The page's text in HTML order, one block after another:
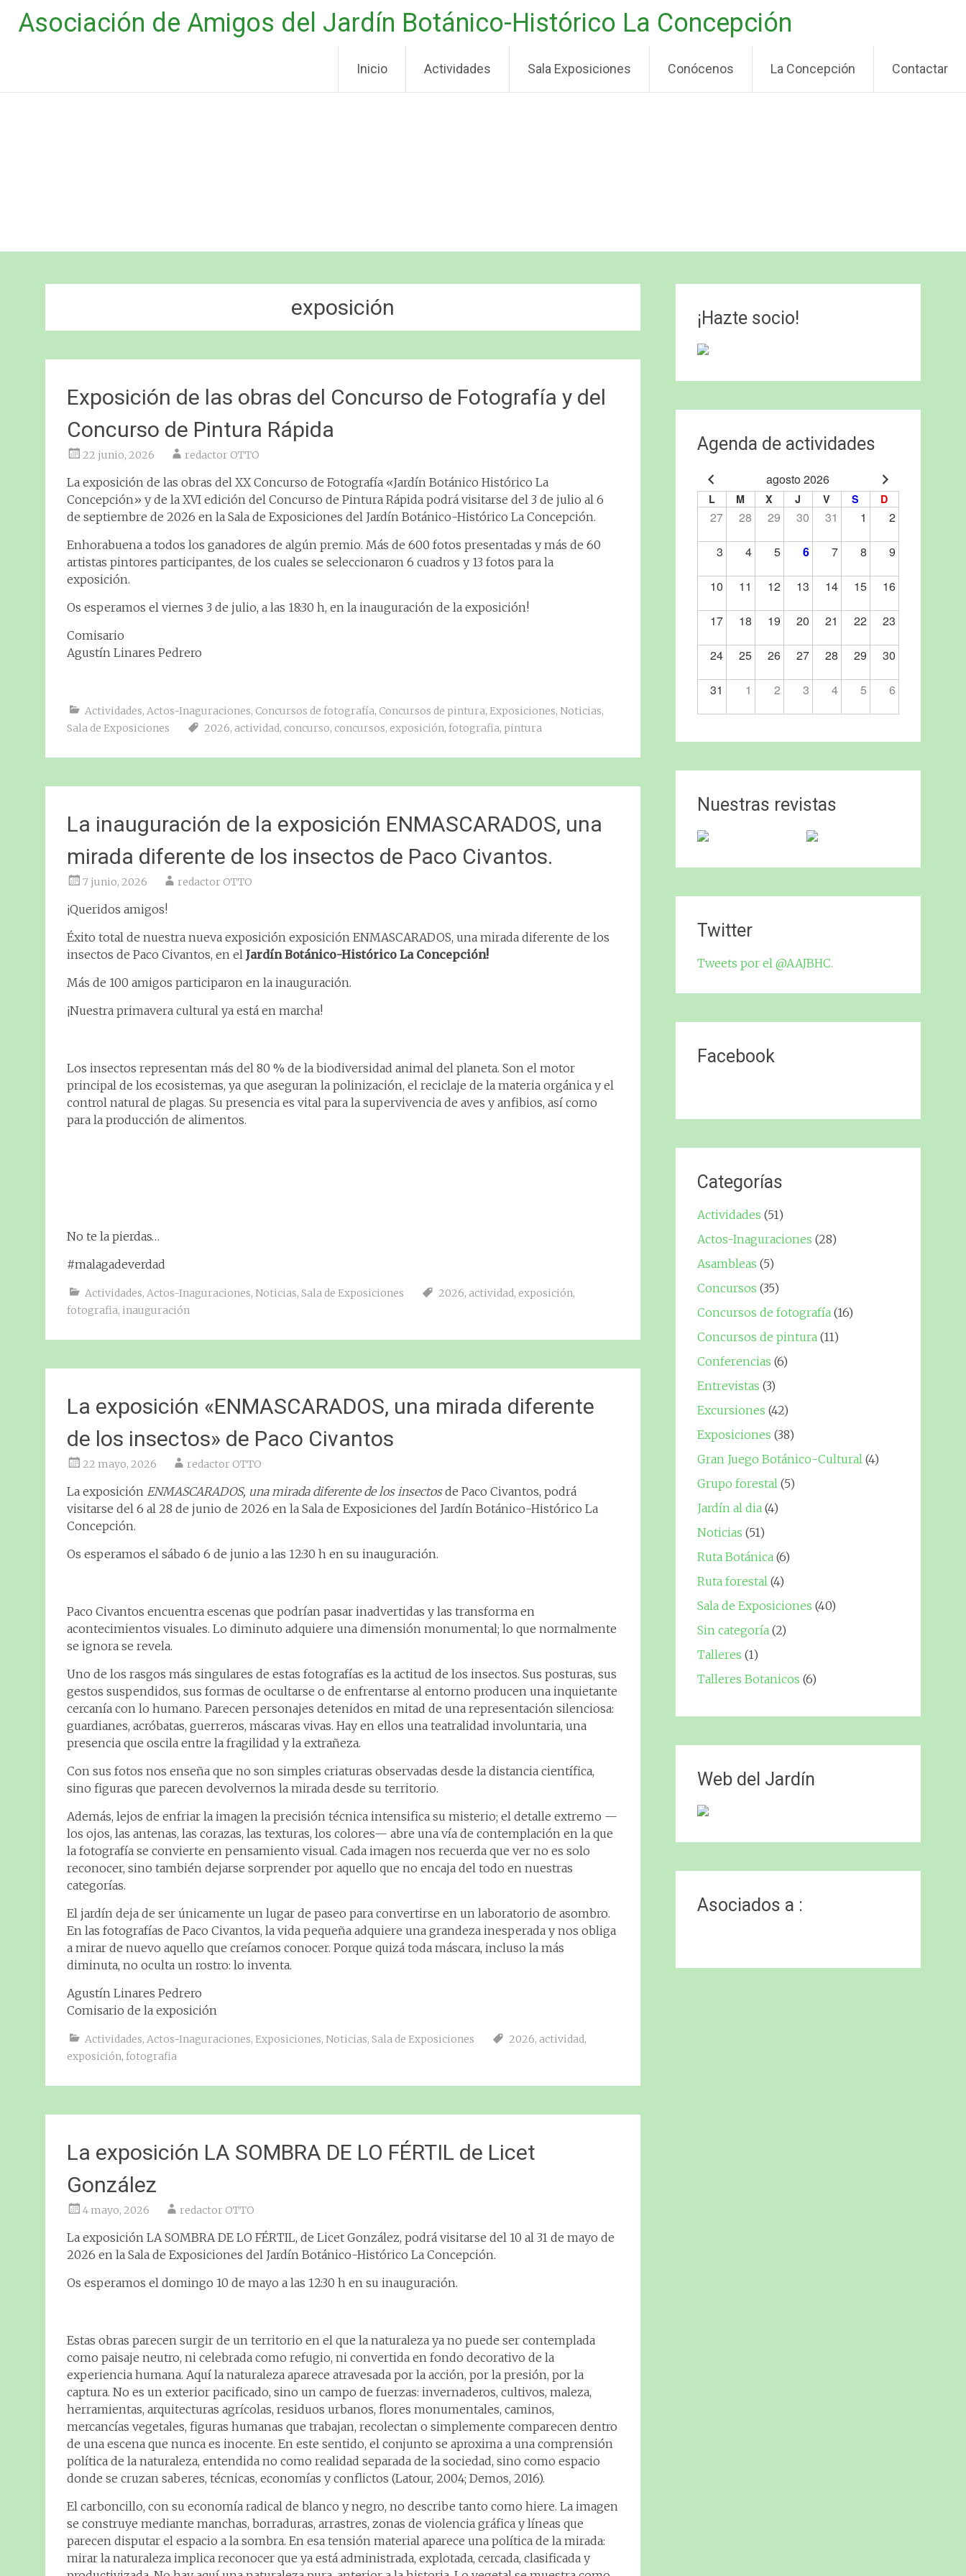
Asociación de Amigos del Jardín Botánico-Histórico La Concepción
Inicio Actividades Sala Exposiciones Conócenos La Concepción Contactar
exposición
Exposición de las obras del Concurso de Fotografía y del
Concurso de Pintura Rápida
22 junio, 2026 redactor OTTO
La exposición de las obras del XX Concurso de Fotografía «Jardín Botánico Histórico La
Concepción» y de la XVI edición del Concurso de Pintura Rápida podrá visitarse del 3 de julio al 6
de septiembre de 2026 en la Sala de Exposiciones del Jardín Botánico-Histórico La Concepción.
Enhorabuena a todos los ganadores de algún premio. Más de 600 fotos presentadas y más de 60
artistas pintores participantes, de los cuales se seleccionaron 6 cuadros y 13 fotos para la
exposición.
Os esperamos el viernes 3 de julio, a las 18:30 h, en la inauguración de la exposición!
Comisario
Agustín Linares Pedrero
Actividades, Actos-Inaguraciones, Concursos de fotografía, Concursos de pintura, Exposiciones, Noticias,
Sala de Exposiciones
2026, actividad, concurso, concursos, exposición, fotografia, pintura
La inauguración de la exposición ENMASCARADOS, una
mirada diferente de los insectos de Paco Civantos.
7 junio, 2026 redactor OTTO
¡Queridos amigos!
Éxito total de nuestra nueva exposición exposición ENMASCARADOS, una mirada diferente de los
insectos de Paco Civantos, en el Jardín Botánico-Histórico La Concepción!
Más de 100 amigos participaron en la inauguración.
¡Nuestra primavera cultural ya está en marcha!
Los insectos representan más del 80 % de la biodiversidad animal del planeta. Son el motor
principal de los ecosistemas, ya que aseguran la polinización, el reciclaje de la materia orgánica y el
control natural de plagas. Su presencia es vital para la supervivencia de aves y anfibios, así como
para la producción de alimentos.
No te la pierdas…
#malagadeverdad
Actividades, Actos-Inaguraciones, Noticias, Sala de Exposiciones 2026, actividad, exposición,
fotografia, inauguración
La exposición «ENMASCARADOS, una mirada diferente
de los insectos» de Paco Civantos
22 mayo, 2026 redactor OTTO
La exposición ENMASCARADOS, una mirada diferente de los insectosde Paco Civantos, podrá
visitarse del 6 al 28 de junio de 2026 en la Sala de Exposiciones del Jardín Botánico-Histórico La
Concepción.
Os esperamos el sábado 6 de junio a las 12:30 h en su inauguración.
Paco Civantos encuentra escenas que podrían pasar inadvertidas y las transforma en
acontecimientos visuales. Lo diminuto adquiere una dimensión monumental; lo que normalmente
se ignora se revela.
Uno de los rasgos más singulares de estas fotografías es la actitud de los insectos. Sus posturas, sus
gestos suspendidos, sus formas de ocultarse o de enfrentarse al entorno producen una inquietante
cercanía con lo humano. Parecen personajes detenidos en mitad de una representación silenciosa:
guardianes, acróbatas, guerreros, máscaras vivas. Hay en ellos una teatralidad involuntaria, una
presencia que oscila entre la fragilidad y la extrañeza.
Con sus fotos nos enseña que no son simples criaturas observadas desde la distancia científica,
sino figuras que parecen devolvernos la mirada desde su territorio.
Además, lejos de enfriar la imagen la precisión técnica intensifica su misterio; el detalle extremo —
los ojos, las antenas, las corazas, las texturas, los colores— abre una vía de contemplación en la que
la fotografía se convierte en pensamiento visual. Cada imagen nos recuerda que ver no es solo
reconocer, sino también dejarse sorprender por aquello que no encaja del todo en nuestras
categorías.
El jardín deja de ser únicamente un lugar de paseo para convertirse en un laboratorio de asombro.
En las fotografías de Paco Civantos, la vida pequeña adquiere una grandeza inesperada y nos obliga
a mirar de nuevo aquello que creíamos conocer. Porque quizá toda máscara, incluso la más
diminuta, no oculta un rostro: lo inventa.
Agustín Linares Pedrero
Comisario de la exposición
Actividades, Actos-Inaguraciones, Exposiciones, Noticias, Sala de Exposiciones 2026, actividad,
exposición, fotografia
La exposición LA SOMBRA DE LO FÉRTIL de Licet
González
4 mayo, 2026 redactor OTTO
La exposición LA SOMBRA DE LO FÉRTIL, de Licet González, podrá visitarse del 10 al 31 de mayo de
2026 en la Sala de Exposiciones del Jardín Botánico-Histórico La Concepción.
Os esperamos el domingo 10 de mayo a las 12:30 h en su inauguración.
Estas obras parecen surgir de un territorio en el que la naturaleza ya no puede ser contemplada
como paisaje neutro, ni celebrada como refugio, ni convertida en fondo decorativo de la
experiencia humana. Aquí la naturaleza aparece atravesada por la acción, por la presión, por la
captura. No es un exterior pacificado, sino un campo de fuerzas: invernaderos, cultivos, maleza,
herramientas, arquitecturas agrícolas, residuos urbanos, flores monumentales, caminos,
mercancías vegetales, figuras humanas que trabajan, recolectan o simplemente comparecen dentro
de una escena que nunca es inocente. En este sentido, el conjunto se aproxima a una comprensión
política de la naturaleza, entendida no como realidad separada de la sociedad, sino como espacio
donde se cruzan saberes, técnicas, economías y conflictos (Latour, 2004; Demos, 2016).
El carboncillo, con su economía radical de blanco y negro, no describe tanto como hiere. La imagen
se construye mediante manchas, borraduras, arrastres, zonas de violencia gráfica y líneas que
parecen disputar el espacio a la sombra. En esa tensión material aparece una política de la mirada:
mirar la naturaleza implica reconocer que ya está administrada, explotada, cercada, clasificada y
¡Hazte socio!
Agenda de actividades
agosto 2026
L M X J V S D
27 28 29 30 31 1 2
3 4 5 6 7 8 9
10 11 12 13 14 15 16
17 18 19 20 21 22 23
24 25 26 27 28 29 30
31 1 2 3 4 5 6
Nuestras revistas
Twitter
Tweets por el @AAJBHC.
Facebook
Categorías
Actividades (51)
Actos-Inaguraciones (28)
Asambleas (5)
Concursos (35)
Concursos de fotografía(16)
Concursos de pintura(11)
Conferencias (6)
Entrevistas (3)
Excursiones (42)
Exposiciones (38)
Gran Juego Botánico-Cultural(4)
Grupo forestal(5)
Jardín al dia(4)
Noticias (51)
Ruta Botánica(6)
Ruta forestal(4)
Sala de Exposiciones (40)
Sin categoría(2)
Talleres (1)
Talleres Botanicos (6)
Web del Jardín
Asociados a :